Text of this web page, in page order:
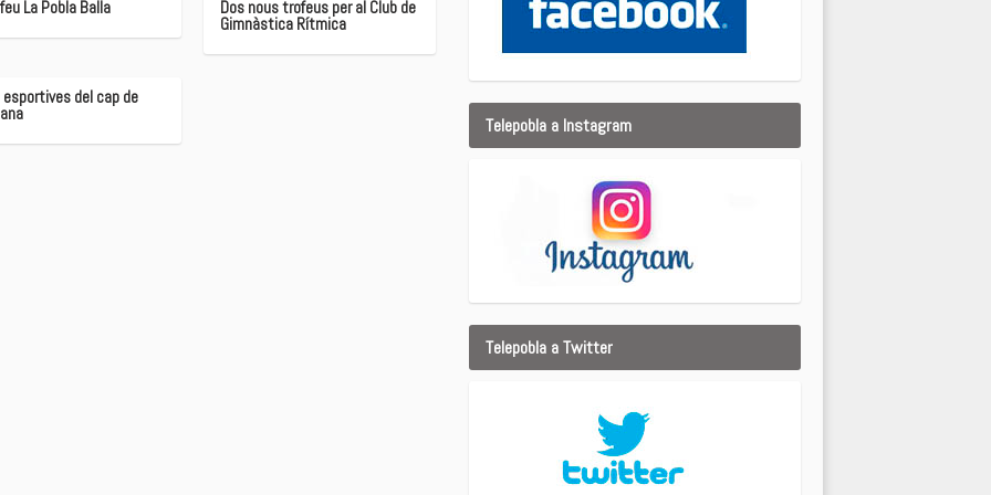
La Pobla Balla Dos nous trofeus per al Club de
Gimnàstica Rítmica
del cap de
Telepobla a Instagram
Telepobla a Twitter